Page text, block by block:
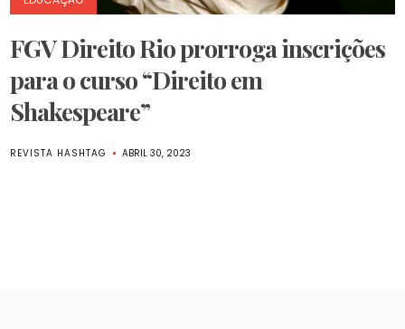
FGV Direito Rio prorroga inscrições
para o curso “Direito em
Shakespeare”
REVISTA HASHTAG ABRIL 30, 2023